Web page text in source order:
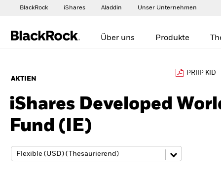
BlackRock iShares Aladdin Unser Unternehmen
Über uns Produkte
AKTIEN
PRIIP KID
iShares Developed
Fund (IE)